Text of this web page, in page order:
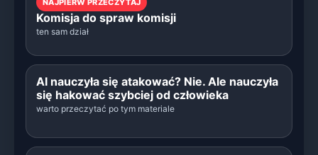
Komisja do spraw komisji
ten sam dział
AI nauczyła się atakować? Nie. Ale nauczyła
się hakować szybciej od człowieka
warto przeczytać po tym materiale